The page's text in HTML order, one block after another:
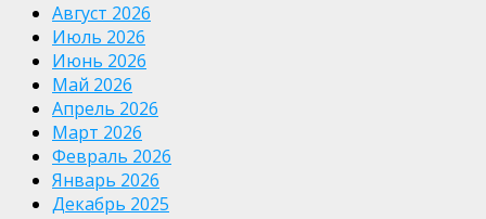
Август 2026
Июль 2026
Июнь 2026
Май 2026
Апрель 2026
Март 2026
Февраль 2026
Январь 2026
Декабрь 2025